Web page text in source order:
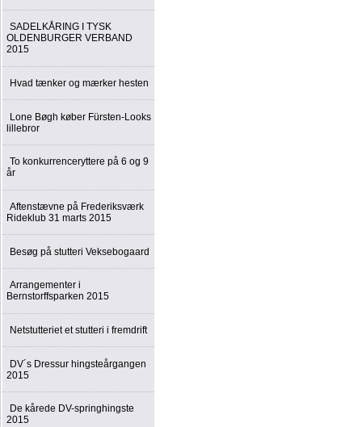
SADELKÅRING I TYSK
OLDENBURGER VERBAND
2015
Hvad tænker og mærker hesten
Lone Bøgh køber Fürsten-Looks
lillebror
To konkurrenceryttere på 6 og 9
år
Aftenstævne på Frederiksværk
Rideklub 31 marts 2015
Besøg på stutteri Veksebogaard
Arrangementer i
Bernstorffsparken 2015
Netstutteriet et stutteri i fremdrift
DV´s Dressur hingsteårgangen
2015
De kårede DV-springhingste
2015